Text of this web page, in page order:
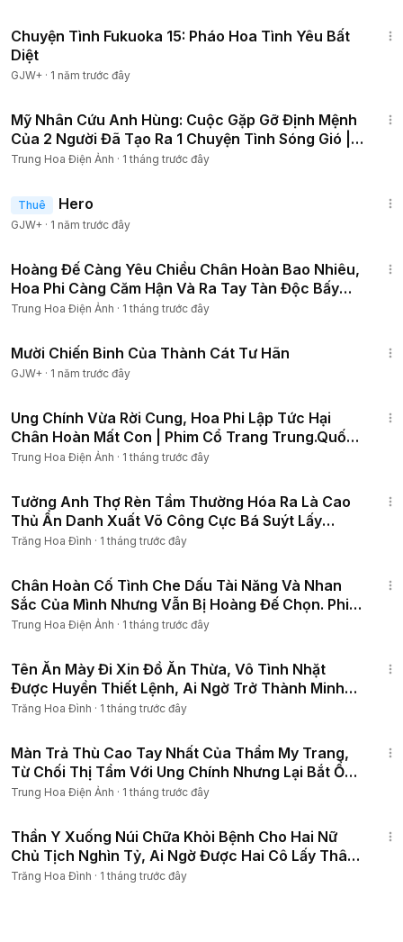
Chuyện Tình Fukuoka 15: Pháo Hoa Tình Yêu Bất
Diệt
GJW+ · 1 năm trước đây
Mỹ Nhân Cứu Anh Hùng: Cuộc Gặp Gỡ Định Mệnh
Của 2 Người Đã Tạo Ra 1 Chuyện Tình Sóng Gió |
Phim Hay
Trung Hoa Điện Ảnh · 1 tháng trước đây
Thuê Hero
GJW+ · 1 năm trước đây
Hoàng Đế Càng Yêu Chiều Chân Hoàn Bao Nhiêu,
Hoa Phi Càng Căm Hận Và Ra Tay Tàn Độc Bấy
Nhiêu
Trung Hoa Điện Ảnh · 1 tháng trước đây
Mười Chiến Binh Của Thành Cát Tư Hãn
GJW+ · 1 năm trước đây
Ung Chính Vừa Rời Cung, Hoa Phi Lập Tức Hại
Chân Hoàn Mất Con | Phim Cổ Trang Trung.Quốc
4K
Trung Hoa Điện Ảnh · 1 tháng trước đây
Tưởng Anh Thợ Rèn Tầm Thường Hóa Ra Là Cao
Thủ Ẩn Danh Xuất Võ Công Cực Bá Suýt Lấy
Mạng Tả Môn Thần
Trăng Hoa Đình · 1 tháng trước đây
Chân Hoàn Cố Tình Che Dấu Tài Năng Và Nhan
Sắc Của Mình Nhưng Vẫn Bị Hoàng Đế Chọn. Phim
Cổ Trang 4K
Trung Hoa Điện Ảnh · 1 tháng trước đây
Tên Ăn Mày Đi Xin Đồ Ăn Thừa, Vô Tình Nhặt
Được Huyền Thiết Lệnh, Ai Ngờ Trở Thành Minh
Chủ Võ Lâm
Trăng Hoa Đình · 1 tháng trước đây
Màn Trả Thù Cao Tay Nhất Của Thẩm My Trang,
Từ Chối Thị Tẩm Với Ung Chính Nhưng Lại Bắt Ổng
Nuôi Con
Trung Hoa Điện Ảnh · 1 tháng trước đây
Thần Y Xuống Núi Chữa Khỏi Bệnh Cho Hai Nữ
Chủ Tịch Nghìn Tỷ, Ai Ngờ Được Hai Cô Lấy Thân
Báo Đáp
Trăng Hoa Đình · 1 tháng trước đây